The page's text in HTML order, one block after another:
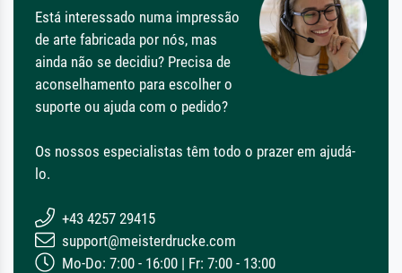
Está interessado numa impressão
de arte fabricada por nós, mas
ainda não se decidiu? Precisa de
aconselhamento para escolher o
suporte ou ajuda com o pedido?
Os nossos especialistas têm todo o prazer em ajudá-
lo.
+43 4257 29415
support@meisterdrucke.com
Mo-Do: 7:00 - 16:00 | Fr: 7:00 - 13:00